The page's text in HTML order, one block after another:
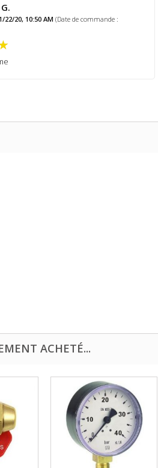
22/20, 10:50 AM (Date de commande :
ACHETÉ...